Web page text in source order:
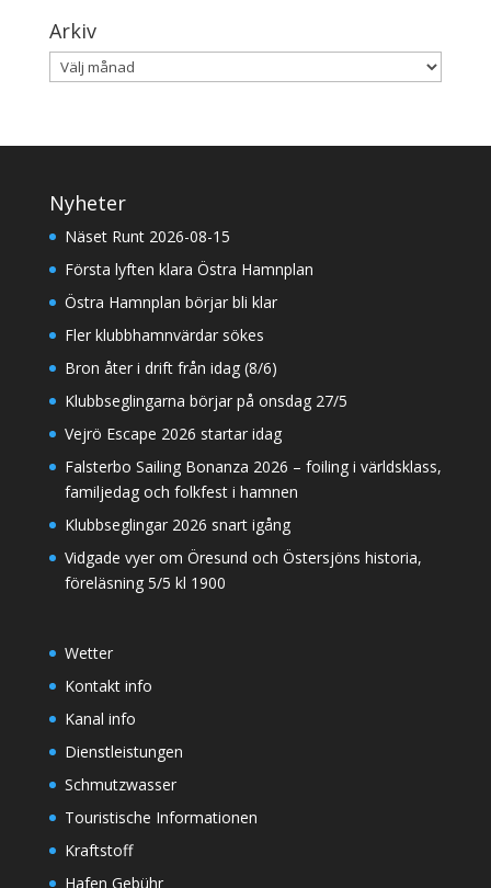
Arkiv
Arkiv
Nyheter
Näset Runt 2026-08-15
Första lyften klara Östra Hamnplan
Östra Hamnplan börjar bli klar
Fler klubbhamnvärdar sökes
Bron åter i drift från idag (8/6)
Klubbseglingarna börjar på onsdag 27/5
Vejrö Escape 2026 startar idag
Falsterbo Sailing Bonanza 2026 – foiling i världsklass,
familjedag och folkfest i hamnen
Klubbseglingar 2026 snart igång
Vidgade vyer om Öresund och Östersjöns historia,
föreläsning 5/5 kl 1900
Wetter
Kontakt info
Kanal info
Dienstleistungen
Schmutzwasser
Touristische Informationen
Kraftstoff
Hafen Gebühr